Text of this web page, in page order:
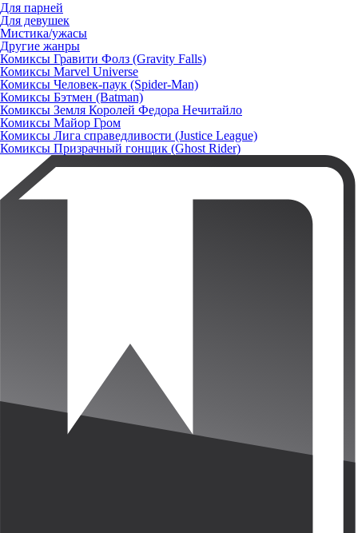
Для парней
Для девушек
Мистика/ужасы
Другие жанры
Комиксы Гравити Фолз (Gravity Falls)
Комиксы Marvel Universe
Комиксы Человек-паук (Spider-Man)
Комиксы Бэтмен (Batman)
Комиксы Земля Королей Федора Нечитайло
Комиксы Майор Гром
Комиксы Лига справедливости (Justice League)
Комиксы Призрачный гонщик (Ghost Rider)